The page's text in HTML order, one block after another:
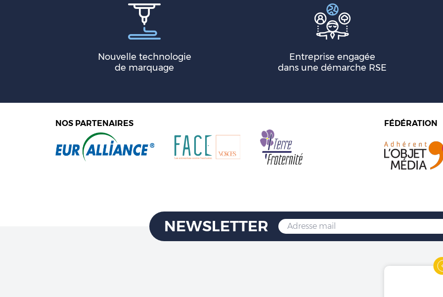
Nouvelle technologie
de marquage
Entreprise engagée
dans une démarche RSE
NOS PARTENAIRES FÉDÉRATION
NEWSLETTER